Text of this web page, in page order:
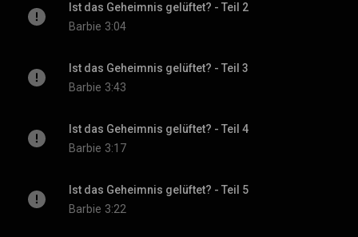
Ist das Geheimnis gelüftet? - Teil 2
Barbie 3:04
Ist das Geheimnis gelüftet? - Teil 3
Barbie 3:43
Ist das Geheimnis gelüftet? - Teil 4
Barbie 3:17
Ist das Geheimnis gelüftet? - Teil 5
Barbie 3:22